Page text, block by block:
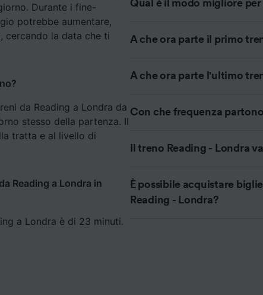
Durante i fine-
potrebbe aumentare,
, cercando la data che ti
da Reading a Londra da
stesso della partenza. Il
tratta e al livello di
Reading a Londra in
a Londra è di 23 minuti.
Qual è il modo migliore
A che ora parte il primo
A che ora parte l'ultimo
Con che frequenza
Il treno Reading - Londra
È possibile acquistare
Reading - Londra?
partner (fornitori)